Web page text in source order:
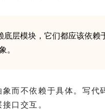
底层模块，它们都应该依
。
而不依赖于具体。写代
口交互。